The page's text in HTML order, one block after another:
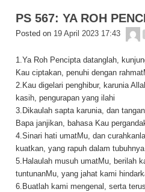
k
PS 567: YA ROH
Posted on 19 April 2023 17:43
1.Ya Roh Pencipta datanglah,
Kau ciptakan, penuhi dengan
2.Kau digelari penghibur, karunia
kasih, pengurapan yang ilahi
3.Dikaulah sapta karunia, dan
Bapa janjikan, bahasa Kau
4.Sinari hati umatMu, dan
kuatkan, yang rapuh dalam tubuhnya
5.Halaulah musuh umatMu, berilah
tuntunanMu, yang jahat kami
6.Buatlah kami mengenal, serta